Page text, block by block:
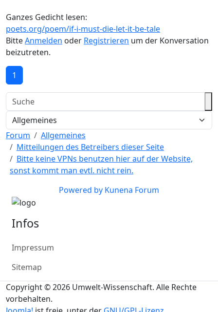
Ganzes Gedicht lesen:
poets.org/poem/if-i-must-die-let-it-be-tale
BitteAnmelden oder Registrieren um der Konversation
beizutreten.
1
Forum
Allgemeines
Mitteilungen des Betreibers dieser Seite
Bitte keine VPNs benutzen hier auf der Website,
sonst kommt man evtl. nicht rein.
Powered by Kunena Forum
Infos
Impressum
Sitemap
Copyright © 2026 Umwelt-Wissenschaft. Alle Rechte
vorbehalten.